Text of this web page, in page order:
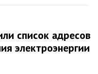
список адресов
электроэнергии